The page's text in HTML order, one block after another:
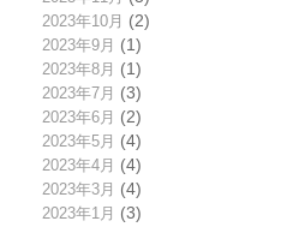
2023年10月 (2)
2023年9月 (1)
2023年8月 (1)
2023年7月 (3)
2023年6月 (2)
2023年5月 (4)
2023年4月 (4)
2023年3月 (4)
2023年1月 (3)